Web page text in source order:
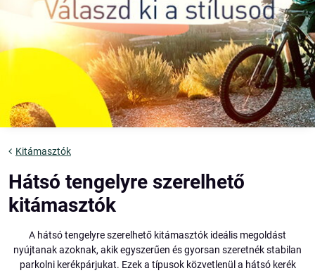
Kitámasztók
Hátsó tengelyre szerelhető
kitámasztók
A hátsó tengelyre szerelhető kitámasztók ideális megoldást
nyújtanak azoknak, akik egyszerűen és gyorsan szeretnék stabilan
parkolni kerékpárjukat. Ezek a típusok közvetlenül a hátsó kerék